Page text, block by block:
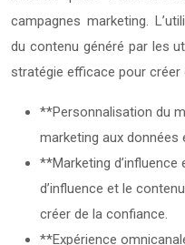
campagnes marketing.
du contenu généré par les
stratégie efficace pour créer
**Personnalisation du
marketing aux données
**Marketing d’influence
d’influence et le
créer de la confiance.
**Expérience